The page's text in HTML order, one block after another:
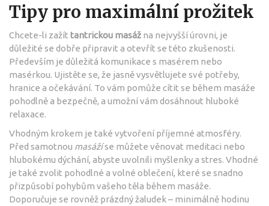
Tipy pro maximální prožitek
Chcete-li zažít tantrickou masáž na nejvyšší úrovni, je
důležité se dobře připravit a otevřít se této zkušenosti.
Především je důležitá komunikace s masérem nebo
masérkou. Ujistěte se, že jasně vysvětlujete své potřeby,
hranice a očekávání. To vám pomůže cítit se během masáže
pohodlně a bezpečně, a umožní vám dosáhnout hluboké
relaxace.
Vhodným krokem je také vytvoření příjemné atmosféry.
Před samotnou masážíse můžete věnovat meditaci nebo
hlubokému dýchání, abyste uvolnili myšlenky a stres. Vhodné
je také zvolit pohodlné a volné oblečení, které se snadno
přizpůsobí pohybům vašeho těla během masáže.
Doporučuje se rovněž prázdný žaludek – minimálně hodinu